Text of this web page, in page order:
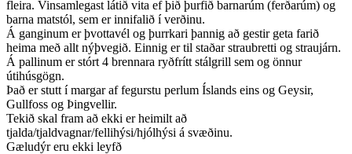
fleira. Vinsamlegast látið vita ef þið þurfið barnarúm (ferðarúm) og
barna matstól, sem er innifalið í verðinu.
Á ganginum er þvottavél og þurrkari þannig að gestir geta farið
heima með allt nýþvegið. Einnig er til staðar straubretti og straujárn.
Á pallinum er stórt 4 brennara ryðfrítt stálgrill sem og önnur
útihúsgögn.
Það er stutt í margar af fegurstu perlum Íslands eins og Geysir,
Gullfoss og Þingvellir.
Tekið skal fram að ekki er heimilt að
tjalda/tjaldvagnar/fellihýsi/hjólhýsi á svæðinu.
Gæludýr eru ekki leyfð